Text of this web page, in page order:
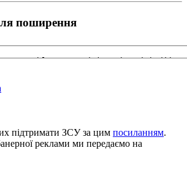
поширення
підтримати ЗСУ за цим посиланням.
реклами ми передаємо на